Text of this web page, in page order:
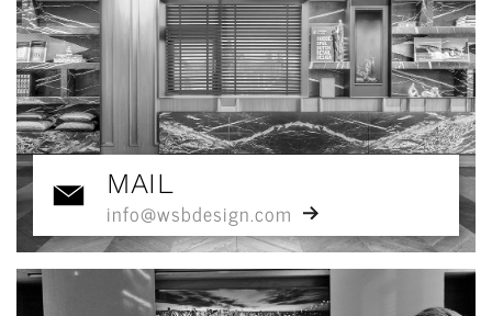
MAIL
info@wsbdesign.com